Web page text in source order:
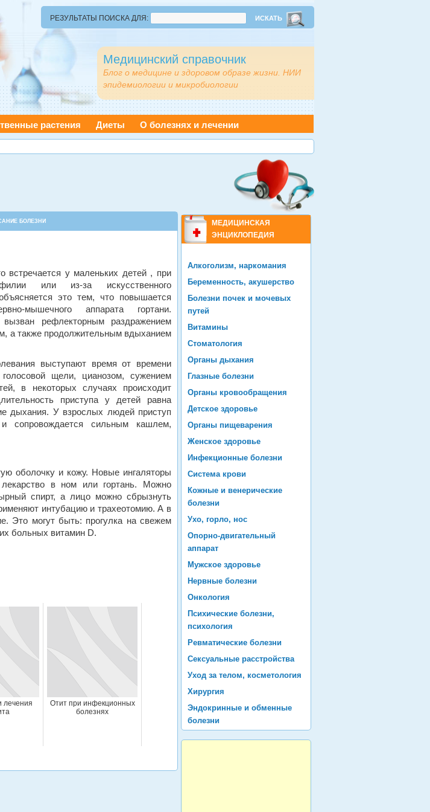
РЕЗУЛЬТАТЫ ПОИСКА ДЛЯ:
Медицинский справочник
Блог о медицине и здоровом образе жизни. НИИ
эпидемиологии и микробиологии
растения Диеты О болезнях и лечении
БОЛЕЗНИ
встречается у маленьких детей , при
или из-за искусственного
это тем, что повышается
мышечного аппарата гортани.
рефлекторным раздражением
а также продолжительным вдыханием
выступают время от времени
щели, цианозом, сужением
в некоторых случаях происходит
приступа у детей равна
дыхания. У взрослых людей приступ
сопровождается сильным кашлем,
оболочку и кожу. Новые ингаляторы
в ном или гортань. Можно
спирт, а лицо можно сбрызнуть
интубацию и трахеотомию. А в
Это могут быть: прогулка на свежем
больных витамин D.
лечения
Отит при инфекционных
болезнях
МЕДИЦИНСКАЯ
ЭНЦИКЛОПЕДИЯ
Алкоголизм, наркомания
Беременность, акушерство
Болезни почек и мочевых
путей
Витамины
Стоматология
Органы дыхания
Глазные болезни
Органы кровообращения
Детское здоровье
Органы пищеварения
Женское здоровье
Инфекционные болезни
Система крови
Кожные и венерические
болезни
Ухо, горло, нос
Опорно-двигательный
аппарат
Мужское здоровье
Нервные болезни
Онкология
Психические болезни,
психология
Ревматические болезни
Сексуальные расстройства
Уход за телом, косметология
Хирургия
Эндокринные и обменные
болезни